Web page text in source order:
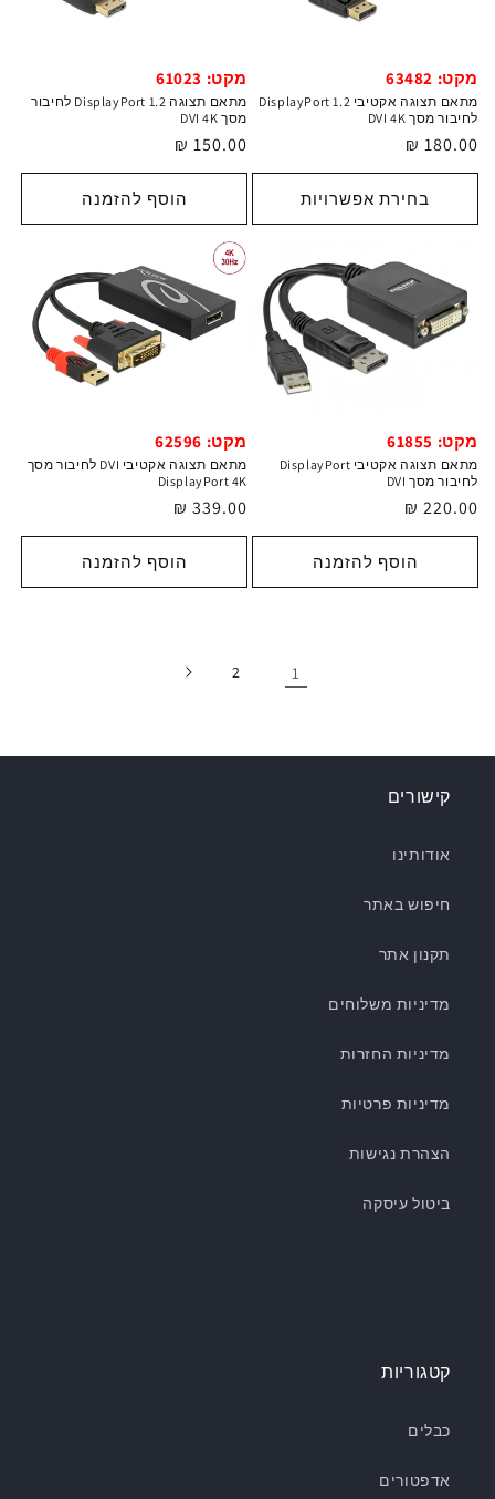
מקט: 63482
מתאם תצוגה אקטיבי DisplayPort 1.2
לחיבור מסך DVI 4K
מחיר
רגיל
180.00 ₪
בחירת אפשרויות
מקט: 61023
מתאם תצוגה DisplayPort 1.2 לחיבור
מסך DVI 4K
מחיר
רגיל
150.00 ₪
הוסף להזמנה
מקט: 61855
מתאם תצוגה אקטיבי DisplayPort
לחיבור מסך DVI
מחיר
רגיל
220.00 ₪
הוסף להזמנה
מקט: 62596
מתאם תצוגה אקטיבי DVI לחיבור מסך
DisplayPort 4K
מחיר
רגיל
339.00 ₪
הוסף להזמנה
1
2
קישורים
אודותינו
חיפוש באתר
תקנון אתר
מדיניות משלוחים
מדיניות החזרות
מדיניות פרטיות
הצהרת נגישות
ביטול עיסקה
קטגוריות
כבלים
אדפטורים